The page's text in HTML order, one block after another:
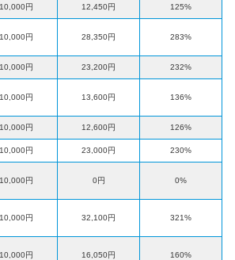
10,000円 12,450円 125%
10,000円 28,350円 283%
10,000円 23,200円 232%
10,000円 13,600円 136%
10,000円 12,600円 126%
10,000円 23,000円 230%
10,000円 0円 0%
10,000円 32,100円 321%
10,000円 16,050円 160%